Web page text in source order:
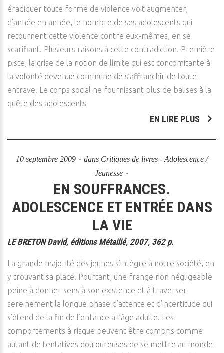
éradiquer toute forme de violence voit augmenter,
d’année en année, le nombre de ses adolescents qui
retournent cette violence contre eux-mêmes, en se
scarifiant. Plusieurs raisons à cette contradiction. Première
piste, la crise de la notion de limite qui est concomitante à
la volonté devenue commune de s’affranchir de toute
entrave. Le corps social ne fournissant plus de balises à la
quête des adolescents
EN LIRE PLUS
10 septembre 2009 dans Critiques de livres - Adolescence /
Jeunesse
EN SOUFFRANCES.
ADOLESCENCE ET ENTRÉE DANS
LA VIE
LE BRETON David, éditions Métailié, 2007, 362 p.
La grande majorité des jeunes s’intègre à notre société, en
y trouvant sa place. Pourtant, une frange non négligeable
peine à donner sens à son existence et à traverser
sereinement la longue phase d’attente et d’incertitude qui
s’étend de la fin de l’enfance à l’âge adulte. Les
comportements à risque peuvent être compris comme
autant de tentatives douloureuses de se mettre au monde